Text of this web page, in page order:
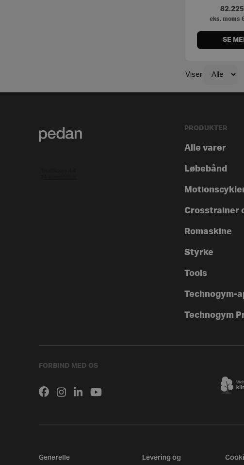
82.225
eks. moms
SE
Viser
PRODUKTER
Alle varer
Løbebånd
Crosstrainer
Romaskine
Styrke
Tools
Technogym-
Technogym
FORBIND MED OS
Generelle
Levering og